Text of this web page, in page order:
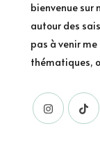
bienvenue sur
autour des
pas à venir
thématiques,